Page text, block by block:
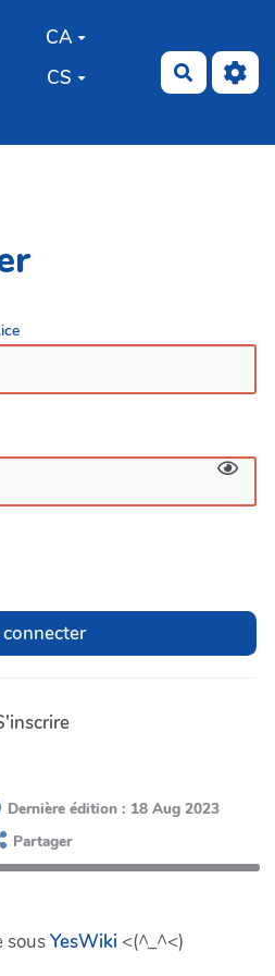
CA
CS
connecter
Dernière édition : 18 Aug 2023
Partager
sousYesWiki <(^_^<)